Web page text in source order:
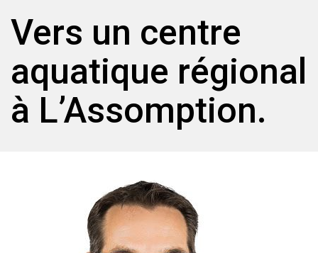
Vers un centre
aquatique régional
à L’Assomption.